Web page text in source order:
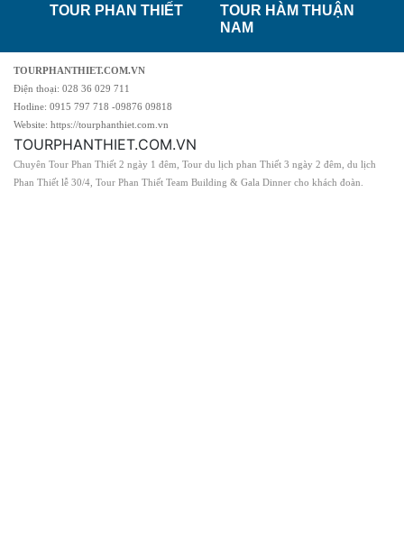
TOUR PHAN THIẾT
TOUR HÀM THUẬN
NAM
TOURPHANTHIET.COM.VN
Điện thoại: 028 36 029 711
Hotline: 0915 797 718 -09876 09818
Website: https://tourphanthiet.com.vn
TOURPHANTHIET.COM.VN
Chuyên Tour Phan Thiết 2 ngày 1 đêm, Tour du lịch phan Thiết 3 ngày 2 đêm, du lịch
Phan Thiết lễ 30/4, Tour Phan Thiết Team Building & Gala Dinner cho khách đoàn.